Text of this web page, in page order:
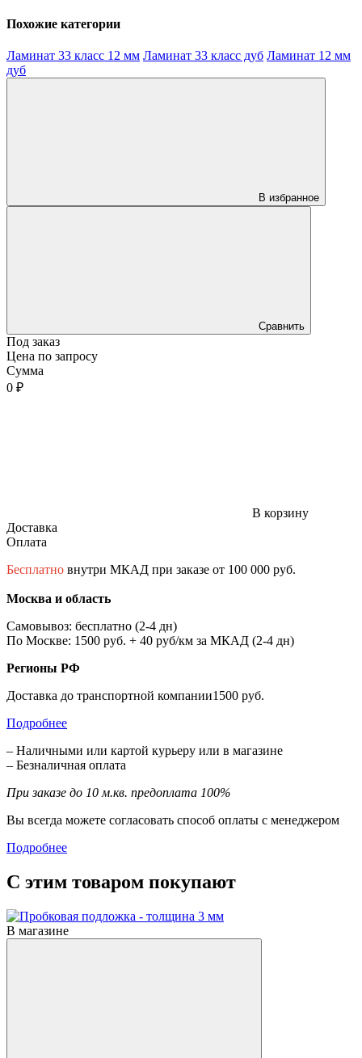
Похожие категории
Ламинат 33 класс 12 мм Ламинат 33 класс дуб Ламинат 12 мм
дуб
В избранное
Сравнить
Под заказ
Цена по запросу
Сумма
0 ₽
В корзину
Доставка
Оплата
Бесплатно внутри МКАД при заказе от 100 000 руб.
Москва и область
Самовывоз: бесплатно (2-4 дн)
По Москве: 1500 руб. + 40 руб/км за МКАД (2-4 дн)
Регионы РФ
Доставка до транспортной компании1500 руб.
Подробнее
– Наличными или картой курьеру или в магазине
– Безналичная оплата
При заказе до 10 м.кв. предоплата 100%
Вы всегда можете согласовать способ оплаты с менеджером
Подробнее
С этим товаром покупают
В магазине